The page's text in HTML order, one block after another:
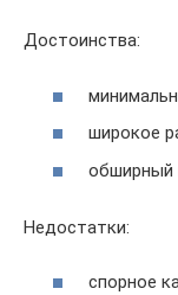
Достоинства:
широкое
обширный
Недостатки:
спорное